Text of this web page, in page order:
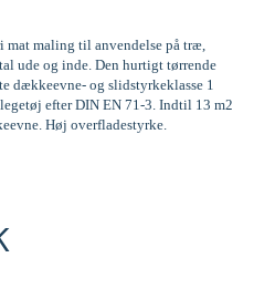
maling til anvendelse på træ,
ude og inde. Den hurtigt tørrende
dækkeevne- og slidstyrkeklasse 1
efter DIN EN 71-3. Indtil 13 m2
Høj overfladestyrke.